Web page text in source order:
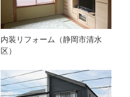
内装リフォーム（静岡市清水
区）